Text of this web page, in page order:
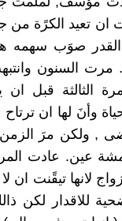
ان تعيد الكرًة من
صوَب سهمه
السنون
الثالثة قبل ان
وأنَ لها ان
, ولكن مرَ الزمن
عين. عادت
لانها تيقًنت
للاقدار لكن